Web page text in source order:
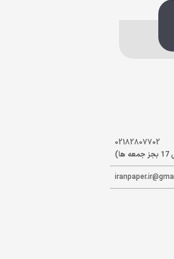
02182807702